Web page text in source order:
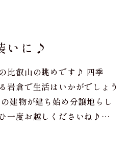
いに♪
比叡山の眺めです♪ 四季
岩倉で生活はいかがでしょう
建物が建ち始め分譲地らし
一度お越しくださいね♪…